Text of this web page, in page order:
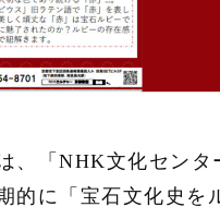
、「NHK文化センタ
的に「宝石文化史を